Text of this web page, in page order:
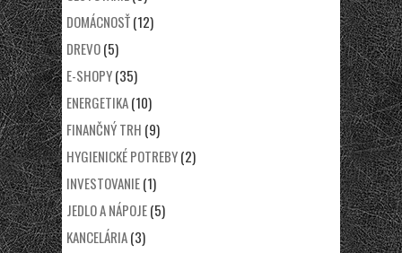
DOMÁCNOSŤ(12)
DREVO(5)
E-SHOPY(35)
ENERGETIKA(10)
FINANČNÝ TRH (9)
HYGIENICKÉ POTREBY(2)
INVESTOVANIE(1)
JEDLO A NÁPOJE(5)
KANCELÁRIA(3)